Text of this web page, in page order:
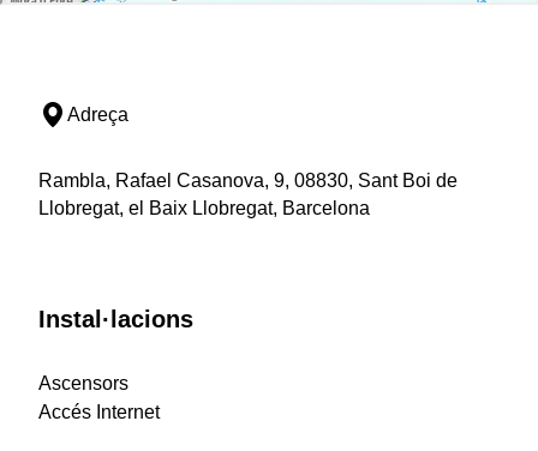
Adreça
Rambla, Rafael Casanova, 9, 08830, Sant Boi de
Llobregat, el Baix Llobregat, Barcelona
Instal·lacions
Ascensors
Accés Internet